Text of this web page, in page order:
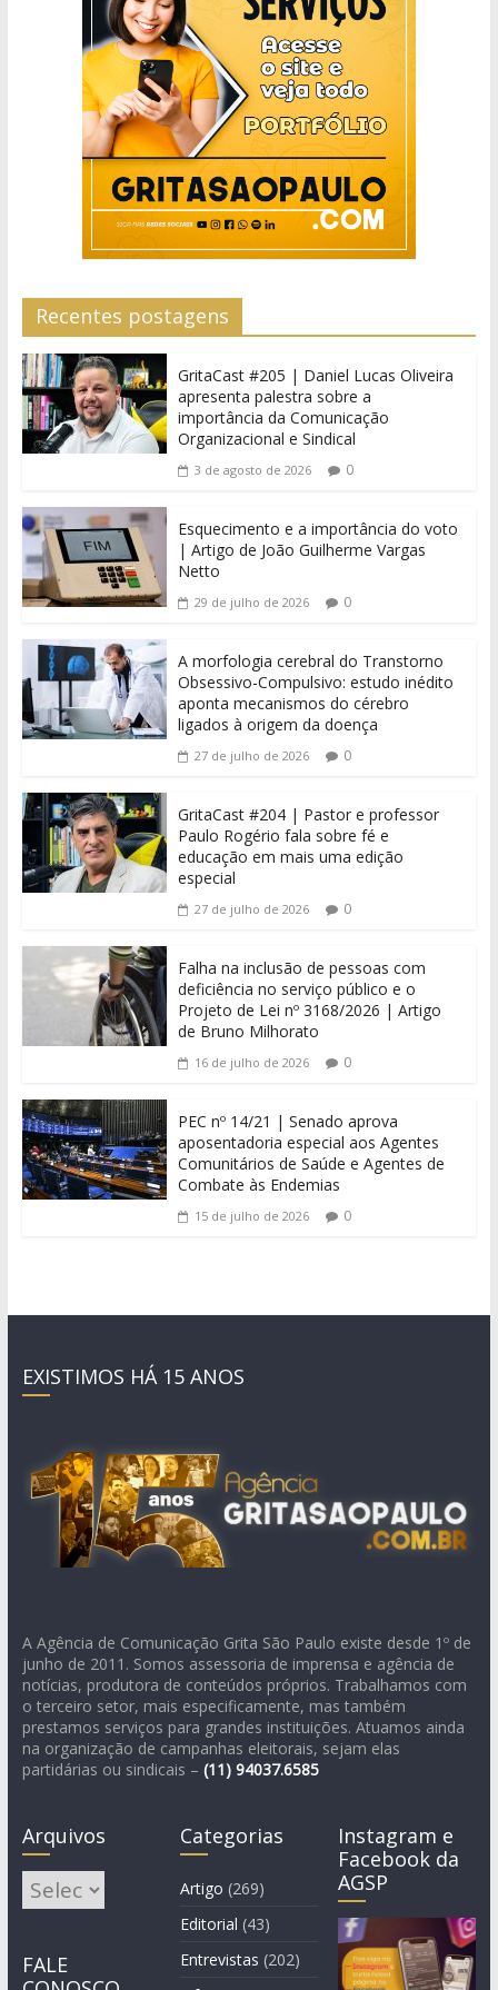
Recentes postagens
GritaCast #205 | Daniel Lucas Oliveira
apresenta palestra sobre a
importância da Comunicação
Organizacional e Sindical
3 de agosto de 2026 0
Esquecimento e a importância do voto
| Artigo de João Guilherme Vargas
Netto
29 de julho de 2026 0
A morfologia cerebral do Transtorno
Obsessivo-Compulsivo: estudo inédito
aponta mecanismos do cérebro
ligados à origem da doença
27 de julho de 2026 0
GritaCast #204 | Pastor e professor
Paulo Rogério fala sobre fé e
educação em mais uma edição
especial
27 de julho de 2026 0
Falha na inclusão de pessoas com
deficiência no serviço público e o
Projeto de Lei nº 3168/2026 | Artigo
de Bruno Milhorato
16 de julho de 2026 0
PEC nº 14/21 | Senado aprova
aposentadoria especial aos Agentes
Comunitários de Saúde e Agentes de
Combate às Endemias
15 de julho de 2026 0
EXISTIMOS HÁ 15 ANOS
A Agência de Comunicação Grita São Paulo existe desde 1º de
junho de 2011. Somos assessoria de imprensa e agência de
notícias, produtora de conteúdos próprios. Trabalhamos com
o terceiro setor, mais especificamente, mas também
prestamos serviços para grandes instituições. Atuamos ainda
na organização de campanhas eleitorais, sejam elas
partidárias ou sindicais – (11) 94037.6585
Arquivos
Arquivos
FALE
Categorias
Artigo (269)
Editorial (43)
Entrevistas (202)
Instagram e
Facebook da
AGSP